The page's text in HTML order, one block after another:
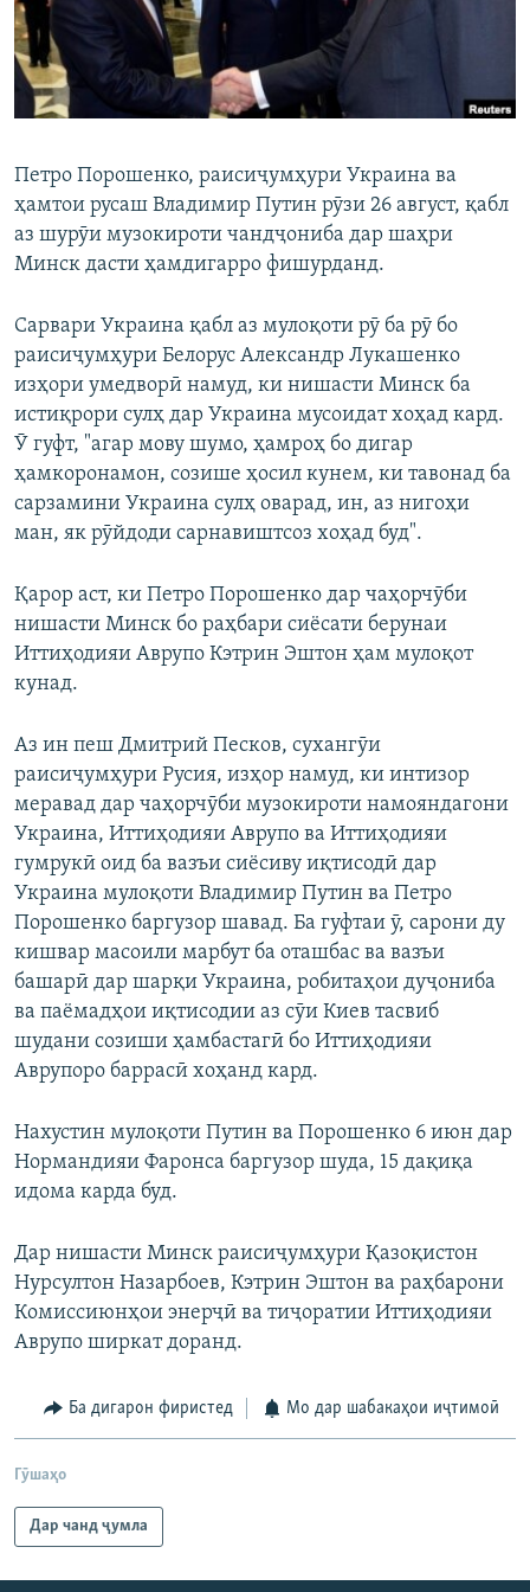
ГУЗОРИШҲОИ РАДИОӢ
Русский
ПАЙГИРӢ КУНЕД
Ҳамаи сомонаҳои RFE/RL
Петро Порошенко, раисиҷумҳури Украина ва
ҳамтои русаш Владимир Путин рӯзи 26 август, қабл
аз шурӯи музокироти чандҷониба дар шаҳри
Минск дасти ҳамдигарро фишурданд.
Сарвари Украина қабл аз мулоқоти рӯ ба рӯ бо
раисиҷумҳури Белорус Александр Лукашенко
изҳори умедворӣ намуд, ки нишасти Минск ба
истиқрори сулҳ дар Украина мусоидат хоҳад кард.
Ӯ гуфт, "агар мову шумо, ҳамроҳ бо дигар
ҳамкоронамон, созише ҳосил кунем, ки тавонад ба
сарзамини Украина сулҳ оварад, ин, аз нигоҳи
ман, як рӯйдоди сарнавиштсоз хоҳад буд".
Қарор аст, ки Петро Порошенко дар чаҳорчӯби
нишасти Минск бо раҳбари сиёсати берунаи
Иттиҳодияи Аврупо Кэтрин Эштон ҳам мулоқот
кунад.
Аз ин пеш Дмитрий Песков, сухангӯи
раисиҷумҳури Русия, изҳор намуд, ки интизор
меравад дар чаҳорчӯби музокироти намояндагони
Украина, Иттиҳодияи Аврупо ва Иттиҳодияи
гумрукӣ оид ба вазъи сиёсиву иқтисодӣ дар
Украина мулоқоти Владимир Путин ва Петро
Порошенко баргузор шавад. Ба гуфтаи ӯ, сарони ду
кишвар масоили марбут ба оташбас ва вазъи
башарӣ дар шарқи Украина, робитаҳои дуҷониба
ва паёмадҳои иқтисодии аз сӯи Киев тасвиб
шудани созиши ҳамбастагӣ бо Иттиҳодияи
Аврупоро баррасӣ хоҳанд кард.
Нахустин мулоқоти Путин ва Порошенко 6 июн дар
Нормандияи Фаронса баргузор шуда, 15 дақиқа
идома карда буд.
Дар нишасти Минск раисиҷумҳури Қазоқистон
Нурсултон Назарбоев, Кэтрин Эштон ва раҳбарони
Комиссиюнҳои энерҷӣ ва тиҷоратии Иттиҳодияи
Аврупо ширкат доранд.
Ба дигарон фиристед Мо дар шабакаҳои иҷтимоӣ
Гӯшаҳо
Дар чанд ҷумла